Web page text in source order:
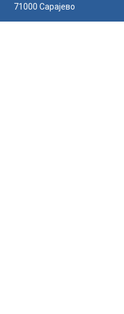
71000 Сарајево